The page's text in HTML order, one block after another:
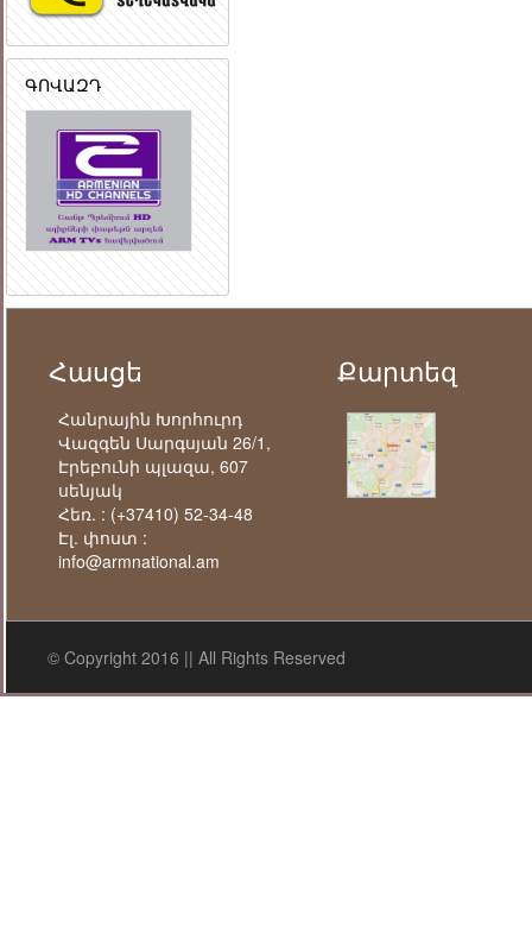
ԳՈՎԱԶԴ
Հասցե
Հանրային Խորհուրդ
Վազգեն Սարգսյան 26/1,
Էրեբունի պլազա, 607
սենյակ
Հեռ. : (+37410) 52-34-48
Էլ. փոստ :
info@armnational.am
Քարտեզ
© Copyright 2016 || All Rights Reserved